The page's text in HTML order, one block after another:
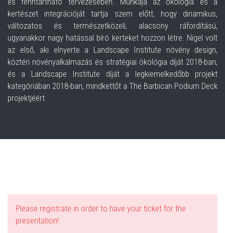
kertészet integrációját tartja szem előtt, hogy dinamikus,
változatos és természetközeli, alacsony ráfordítású,
ugyanakkor nagy hatással bíró kerteket hozzon létre. Nigel volt
az első, aki elnyerte a Landscape Institute növény design,
köztéri növényalkalmazás és stratégiai ökológia díját 2018-ban,
és a Landscape Institute díját a legkiemelkedőbb projekt
kategóriában 2018-ban, mindkettőt a The Barbican Podium Deck
projektjéért.
Please registrate in order to have your ticket for the
presentation!